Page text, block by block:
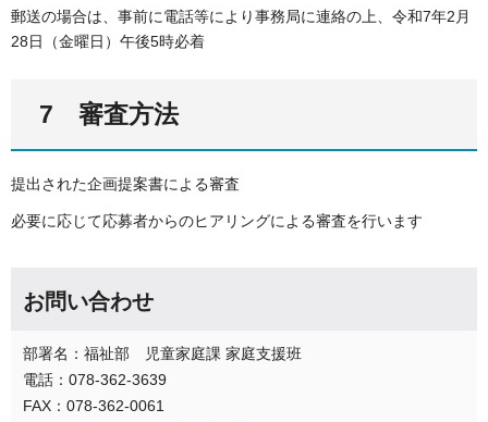
郵送の場合は、事前に電話等により事務局に連絡の上、令和7年2月
28日（金曜日）午後5時必着
7 審査方法
提出された企画提案書による審査
必要に応じて応募者からのヒアリングによる審査を行います
お問い合わせ
部署名：福祉部 児童家庭課 家庭支援班
電話：078-362-3639
FAX：078-362-0061